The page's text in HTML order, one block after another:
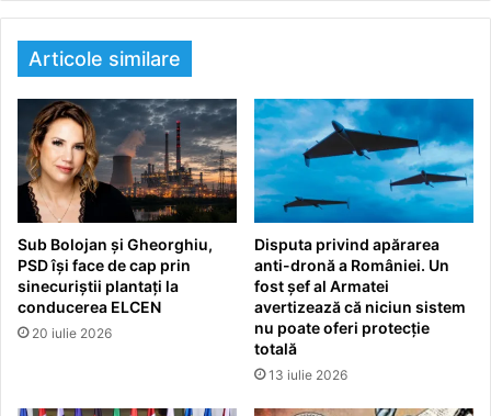
Articole similare
Sub Bolojan și Gheorghiu,
PSD își face de cap prin
sinecuriștii plantați la
conducerea ELCEN
20 iulie 2026
Disputa privind apărarea
anti-dronă a României. Un
fost șef al Armatei
avertizează că niciun sistem
nu poate oferi protecție
totală
13 iulie 2026